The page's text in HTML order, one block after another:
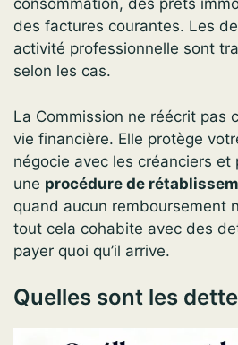
consommation, des prêts
des factures courantes. Les
activité professionnelle sont
selon les cas.
La Commission ne réécrit pas
vie financière. Elle protège
négocie avec les créanciers
une procédure de
quand aucun remboursement
tout cela cohabite avec des
payer quoi qu’il arrive.
Quelles sont les